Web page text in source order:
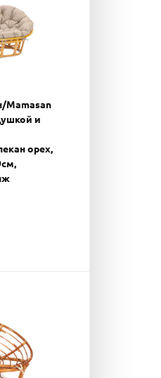
Mamasan
и
орех,